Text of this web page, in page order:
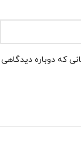
که دوباره دیدگاهی